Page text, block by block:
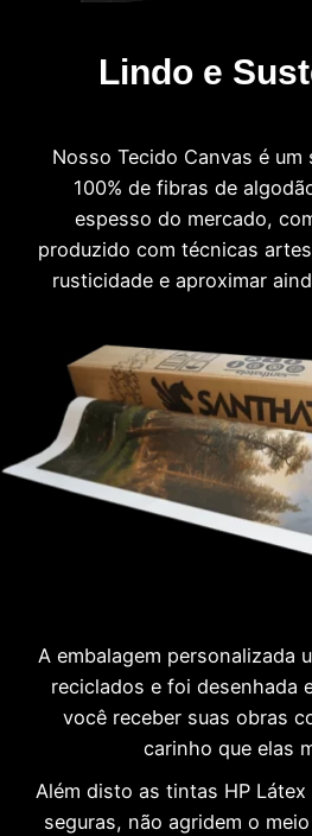
Lindo e
Nosso Tecido Canvas é
100% de fibras de
espesso do mercado,
produzido com técnicas
rusticidade e aproximar
A embalagem personalizada
reciclados e foi desenhada
você receber suas obras
carinho que elas
Além disto as tintas HP
seguras, não agridem o